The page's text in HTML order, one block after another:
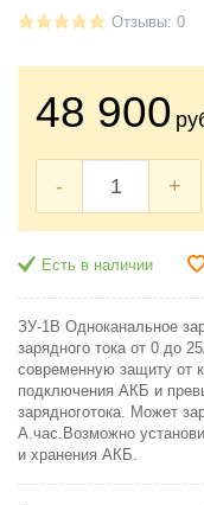
Отзывы: 0
48 900
- +
Есть в наличии
ЗУ-1В Одноканальное
зарядного тока от 0 до
современную защиту от
подключения АКБ и
зарядноготока. Может
А.час.Возможно
и хранения АКБ.